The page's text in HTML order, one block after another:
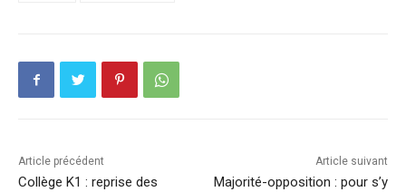
Article précédent
Collège K1 : reprise des
Article suivant
Majorité-opposition : pour s’y